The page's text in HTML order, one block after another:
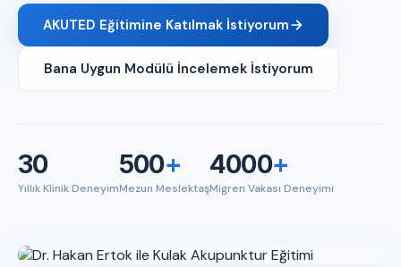
AKUTED Eğitimine Katılmak İstiyorum
Bana Uygun Modülü İncelemek İstiyorum
30
Yıllık Klinik Deneyim
500+
Mezun Meslektaş
4000+
Migren Vakası Deneyimi